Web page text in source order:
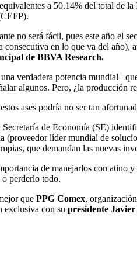
a 50.14% del total de
no será fácil, pues este año
en lo que va del año),
de BBVA Research.
verdadera potencia mundial–
algunos. Pero, ¿la producción
ases podría no ser tan
de Economía (SE)
(proveedor líder mundial de
que demandan las nuevas
de manejarlos con atino
perderlo todo.
que PPG Comex,
exclusiva con su presidente